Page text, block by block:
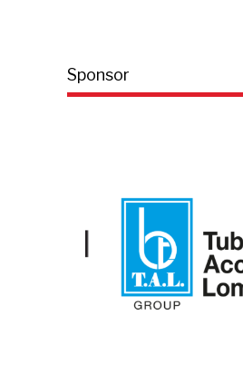
Sponsor